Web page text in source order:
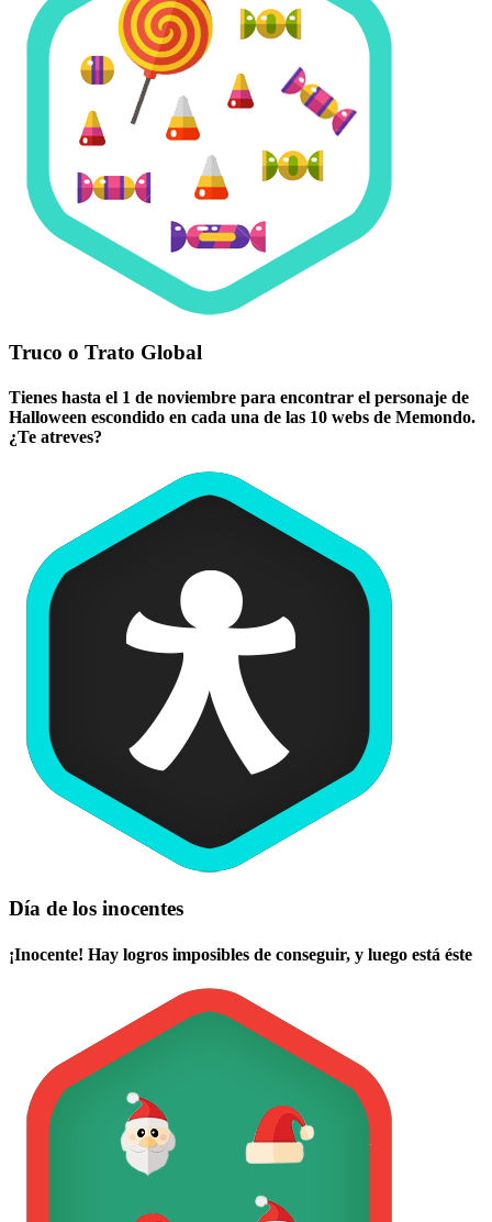
Truco o Trato Global
Tienes hasta el 1 de noviembre para encontrar el personaje de
Halloween escondido en cada una de las 10 webs de Memondo.
¿Te atreves?
Día de los inocentes
¡Inocente! Hay logros imposibles de conseguir, y luego está éste